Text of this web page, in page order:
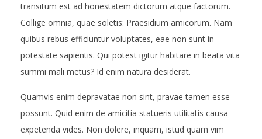
N
V
O
L
transitum est ad honestatem dictorum atque factorum.
Collige omnia, quae soletis: Praesidium amicorum. Nam
quibus rebus efficiuntur voluptates, eae non sunt in
potestate sapientis. Qui potest igitur habitare in beata vita
summi mali metus? Id enim natura desiderat.
Quamvis enim depravatae non sint, pravae tamen esse
possunt. Quid enim de amicitia statueris utilitatis causa
expetenda vides. Non dolere, inquam, istud quam vim